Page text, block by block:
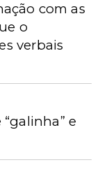
com as
o
verbais
e